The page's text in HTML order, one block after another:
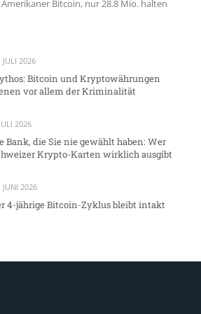
Bitcoin, nur 28.8 Mio. halten
JULI 2026
Bitcoin und Kryptowährungen
vor allem der Kriminalität
2026
Bank, die Sie nie gewählt haben: Wer
Krypto-Karten wirklich ausgibt
JUNI 2026
4-jährige Bitcoin-Zyklus bleibt intakt